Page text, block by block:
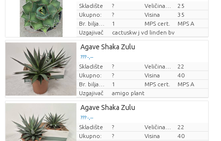
Cijena po komadu
Skladište ?
25
Ukupno:
? Visina
35
1 MPS cert.
MPS A
Uzgajivač
cactuskw j vd linden bv
Agave Shaka Zulu
??? -,--
Cijena po komadu
Skladište ?
22
Ukupno:
? Visina
40
1 MPS cert.
MPS A
Uzgajivač
amigo plant
Agave Shaka Zulu
??? -,--
Cijena po komadu
Skladište ?
22
Ukupno:
? Visina
40